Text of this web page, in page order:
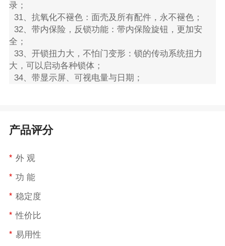
录；
31、抗氧化不褪色：面壳及所有配件，永不褪色；
32、带内保险，反锁功能：带内保险旋钮，更加安
全；
33、开锁扭力大，不怕门变形：锁的传动系统扭力
大，可以启动各种锁体；
34、带显示屏、可视电量与日期；
产品评分
* 外 观
* 功 能
* 稳定度
* 性价比
* 易用性